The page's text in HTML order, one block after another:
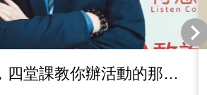
記更新留言板唷！ 二、Podcast
早早開始變現呢？ 相信這是不
，很多人會煩惱跟我經營同類型
麼多，我如何能脫穎而出呢？為什麼
跟著我們思考三件事情： (一)找
四堂課教你辦活動的那些